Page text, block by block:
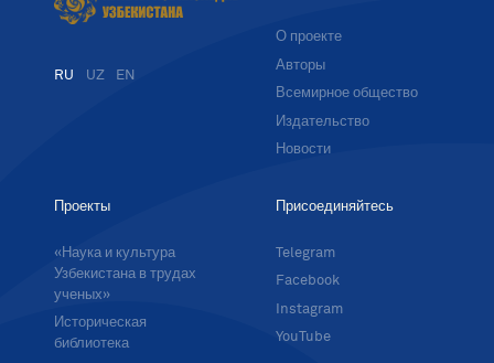
RU UZ EN
О проекте
Авторы
Всемирное общество
Издательство
Новости
Проекты
«Наука и культура
Узбекистана в трудах
ученых»
Историческая
библиотека
Присоединяйтесь
Telegram
Facebook
Instagram
YouTube